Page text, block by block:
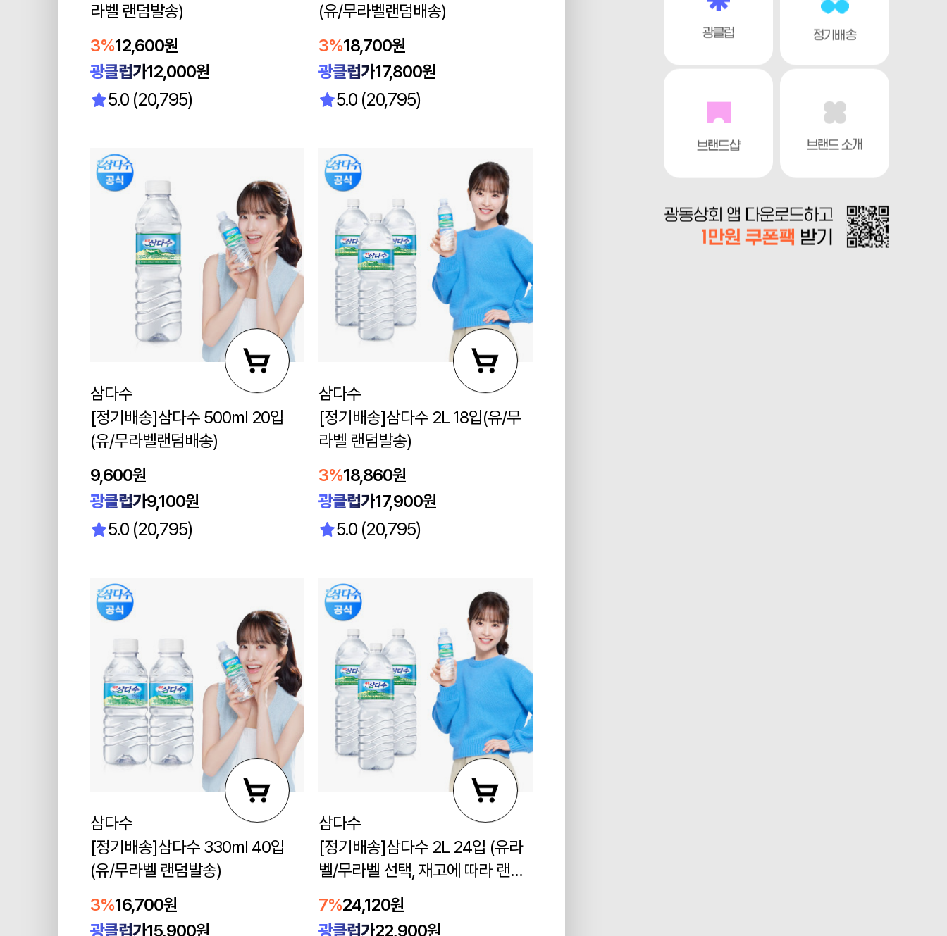
광클럽 정기배송
브랜드샵 브랜드 소개
라벨 랜덤발송)
3%12,600원
광클럽가12,000원
5.0 (20,795)
(유/무라벨랜덤배송)
3%18,700원
광클럽가17,800원
5.0 (20,795)
삼다수
[정기배송]삼다수 500ml 20입
(유/무라벨랜덤배송)
9,600원
광클럽가9,100원
5.0 (20,795)
삼다수
[정기배송]삼다수 2L 18입(유/무
라벨 랜덤발송)
3%18,860원
광클럽가17,900원
5.0 (20,795)
삼다수
[정기배송]삼다수 330ml 40입
(유/무라벨 랜덤발송)
3%16,700원
광클럽가15,900원
삼다수
[정기배송]삼다수 2L 24입 (유라
벨/무라벨 선택, 재고에 따라 랜덤
발송)
7%24,120원
광클럽가22,900원